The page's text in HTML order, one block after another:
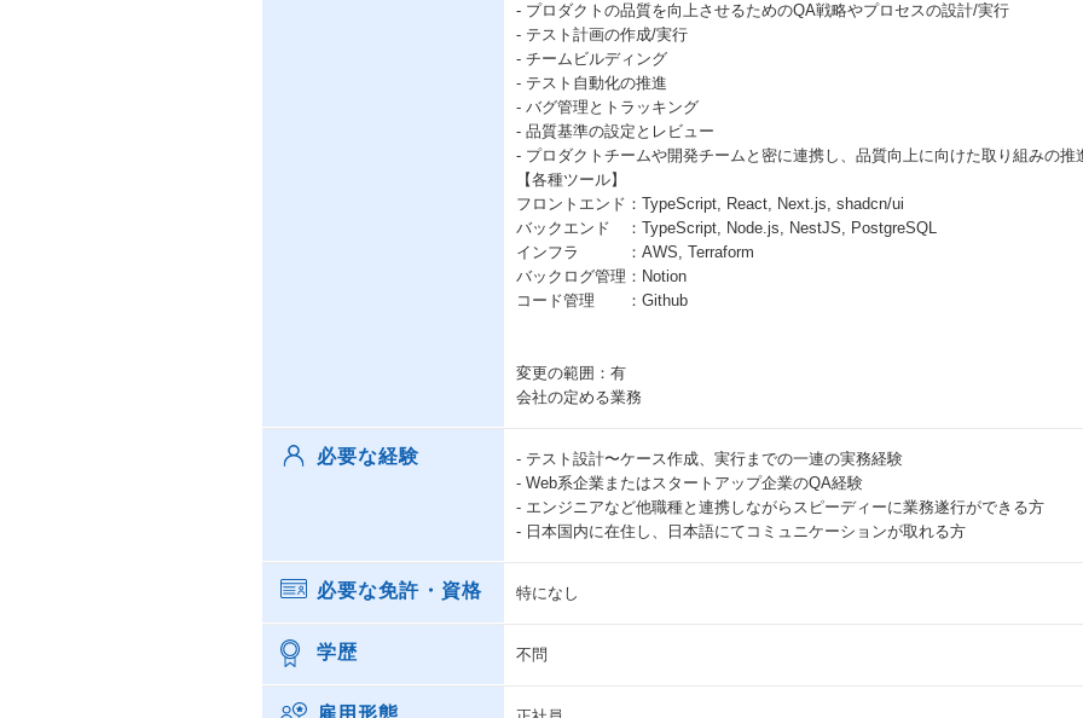
- プロダクトの品質を向上させるためのQA戦略やプロセスの設計/実行
- テスト計画の作成/実行
- チームビルディング
- テスト自動化の推進
- バグ管理とトラッキング
- 品質基準の設定とレビュー
- プロダクトチームや開発チームと密に連携し、品質向上に向けた取り組みの推
【各種ツール】
フロントエンド：TypeScript, React, Next.js, shadcn/ui
バックエンド ：TypeScript, Node.js, NestJS, PostgreSQL
インフラ ：AWS, Terraform
バックログ管理：Notion
コード管理 ：Github
変更の範囲：有
会社の定める業務
必要な経験
- テスト設計〜ケース作成、実行までの一連の実務経験
- Web系企業またはスタートアップ企業のQA経験
- エンジニアなど他職種と連携しながらスピーディーに業務遂行ができる方
- 日本国内に在住し、日本語にてコミュニケーションが取れる方
必要な免許・資格 特になし
学歴 不問
雇用形態